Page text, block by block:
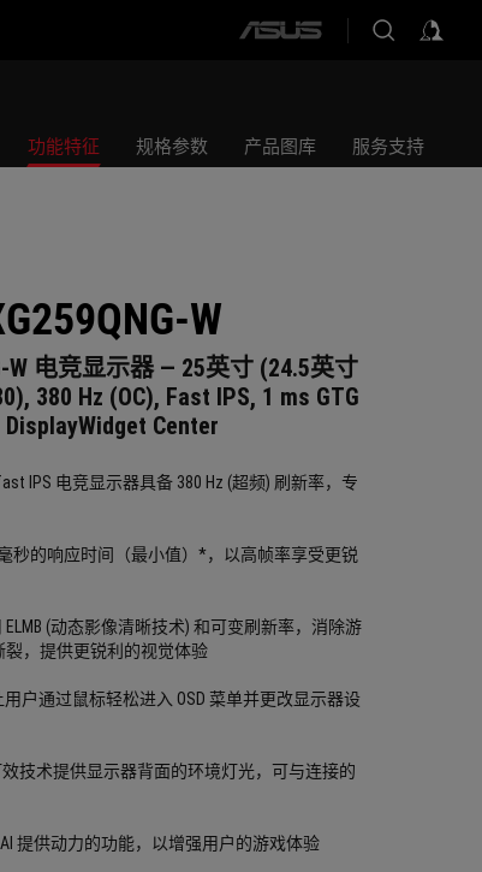
ASUS
功能特征 规格参数 产品图库 服务支持
W
W 电竞显示器 ― 25英寸 (24.5英寸
380 Hz (OC), Fast IPS, 1 ms GTG
Center
IPS 电竞显示器具备 380 Hz (超频) 刷新率，专
秒的响应时间（最小值）*，以高帧率享受更锐
ELMB (动态影像清晰技术) 和可变刷新率，消除游
，提供更锐利的视觉体验
用户通过鼠标轻松进入 OSD 菜单并更改显示器设
效技术提供显示器背面的环境灯光，可与连接的
AI 提供动力的功能，以增强用户的游戏体验